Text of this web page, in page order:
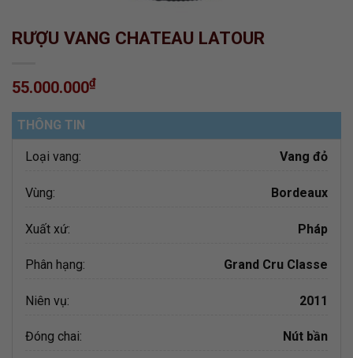
RƯỢU VANG CHATEAU LATOUR
55.000.000₫
THÔNG TIN
Loại vang: Vang đỏ
Vùng: Bordeaux
Xuất xứ: Pháp
Phân hạng: Grand Cru Classe
Niên vụ: 2011
Đóng chai: Nút bần